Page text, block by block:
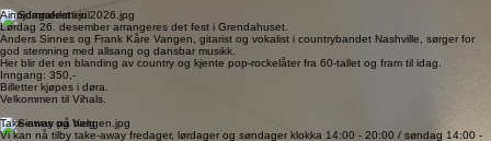
Fine premier.
Ainnjdagafest i jul
Lørdag 26. desember arrangeres det fest i Grendahuset.
Anders Sinnes og Frank Kåre Vangen, gitarist og vokalist i countrybandet Nashville, sørger for
god stemning med allsang og dansbar musikk.
Her blir det en blanding av country og kjente pop-rockelåter fra 60-tallet og fram til idag.
Inngang: 350,-
Velkommen til Vihals.